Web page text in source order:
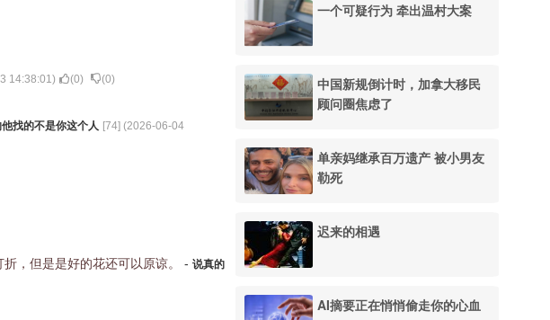
14:38:01) (0) (0)
找的不是你这个人 [74] (2026-06-04
，但是是好的花还可以原谅。 - 说真的
一个可疑行为 牵出温村大案
中国新规倒计时，加拿大移民
顾问圈焦虑了
单亲妈继承百万遗产 被小男友
勒死
迟来的相遇
AI摘要正在悄悄偷走你的心血